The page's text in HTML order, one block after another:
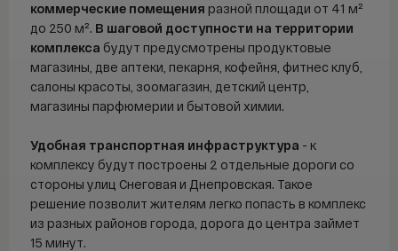
ДВ ипотека
Семейная ипотека
Сельская ипотека
IT-ипотека
О компании
FAQ
Контакты
коммерческие помещения разной площади от 41 м²
до 250 м². В шаговой доступности на территории
комплекса будут предусмотрены продуктовые
магазины, две аптеки, пекарня, кофейня, фитнес клуб,
салоны красоты, зоомагазин, детский центр,
магазины парфюмерии и бытовой химии.
Удобная транспортная инфраструктура - к
комплексу будут построены 2 отдельные дороги со
стороны улиц Снеговая и Днепровская. Такое
решение позволит жителям легко попасть в комплекс
из разных районов города, дорога до центра займет
15 минут.